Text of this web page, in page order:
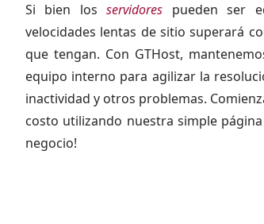
Si bien losservidores pueden ser
velocidades lentas de sitio superará
que tengan. Con GTHost,
equipo interno para agilizar la
inactividad y otros problemas.
costo utilizando nuestra simple
negocio!